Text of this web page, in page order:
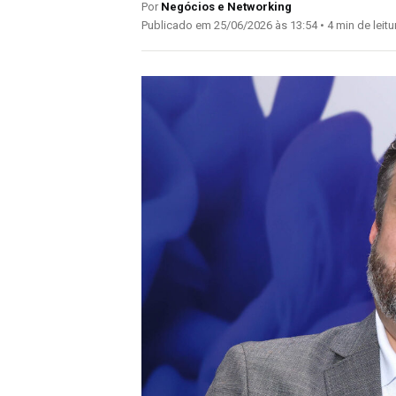
Por Negócios e Networking
Publicado em 25/06/2026 às 13:54 • 4 min de